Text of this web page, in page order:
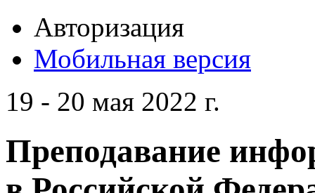
Авторизация
Мобильная версия
19 - 20 мая 2022 г.
Преподавание